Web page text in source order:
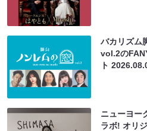
バカリズム
vol.2の
ト
ニューヨー
ラボ! オリ